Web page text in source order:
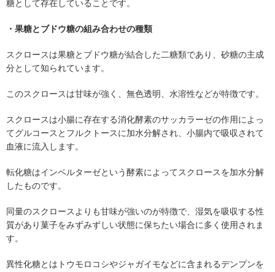
糖として存在していることです。
・果糖とブドウ糖の組み合わせの種類
スクロースは果糖とブドウ糖が結合した二糖類であり、砂糖の主成
分として知られています。
このスクロースは甘味が強く、無色透明、水溶性などが特徴です。
スクロースは小腸に存在する消化酵素のサッカラーゼの作用によっ
てグルコースとフルクトースに加水分解され、小腸内で吸収されて
血液に流入します。
転化糖はインベルターゼという酵素によってスクロースを加水分解
したものです。
同量のスクロースよりも甘味が強いのが特徴で、湿気を吸収する性
質があり菓子をみずみずしい状態に保ちたい場合に多く使用されま
す。
異性化糖とはトウモロコシやジャガイモなどに含まれるデンプンを